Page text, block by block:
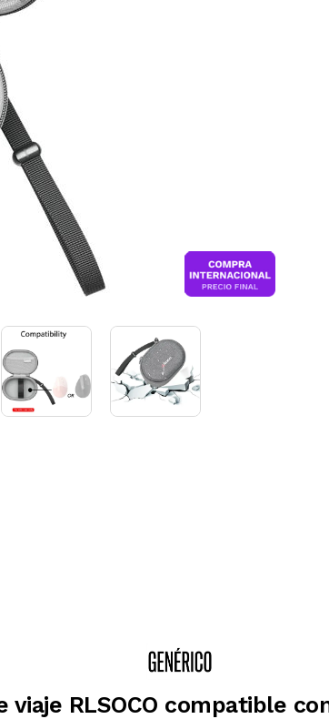
viaje RLSOCO compatible